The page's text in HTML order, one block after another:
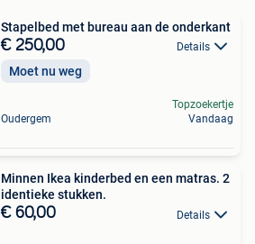
Stapelbed met bureau aan de onderkant
€ 250,00 Details
Moet nu weg
Oudergem
Topzoekertje
Vandaag
Minnen Ikea kinderbed en een matras. 2
identieke stukken.
€ 60,00 Details